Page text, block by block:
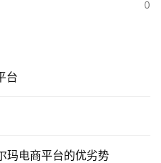
0
台
玛电商平台的优劣势